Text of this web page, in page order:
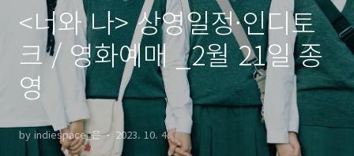
<너와 나> 상영일정·인디토
크 / 영화예매 _2월 21일 종
영
by indiespace_은 2023. 10. 4.